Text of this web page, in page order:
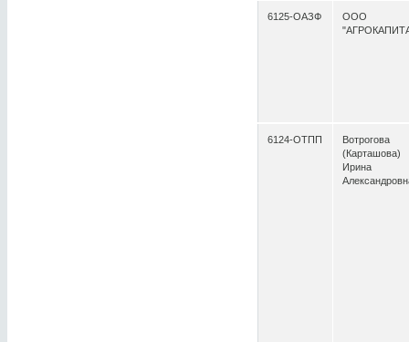
6125-ОАЗФ
ООО
6124-ОТПП
Вотрогова
(Карташова)
Ирина